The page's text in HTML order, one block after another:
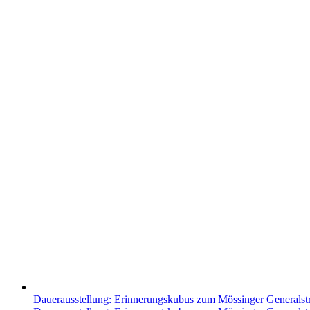
Dauerausstellung: Erinnerungskubus zum Mössinger